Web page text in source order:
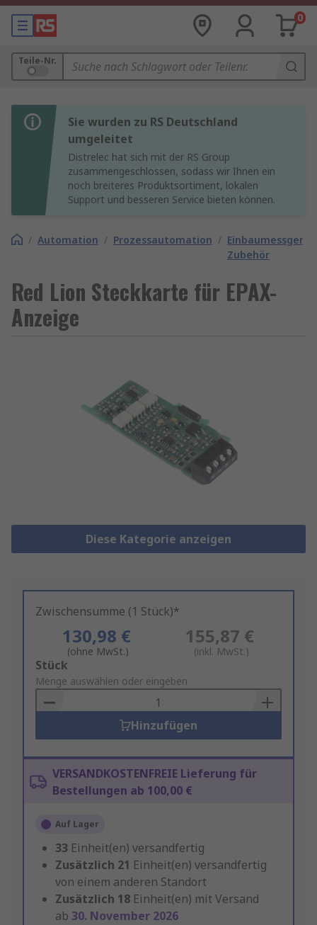
0
Teile-Nr.
Sie wurden zu RS Deutschland
umgeleitet
Distrelec hat sich mit der RS Group
zusammengeschlossen, sodass wir Ihnen ein
noch breiteres Produktsortiment, lokalen
Support und besseren Service bieten können.
/ Automation / Prozessautomation /
Zubehör
Red Lion Steckkarte für EPAX-
Anzeige
Diese Kategorie anzeigen
Zwischensumme (1 Stück)*
130,98 €
(ohne MwSt.)
155,87 €
(inkl. MwSt.)
Add
to
Basket
Stück
Menge auswählen oder eingeben
Hinzufügen
VERSANDKOSTENFREIE Lieferung für
Bestellungen ab 100,00 €
Auf Lager
33 Einheit(en) versandfertig
Zusätzlich 21 Einheit(en) versandfertig
von einem anderen Standort
Zusätzlich 18 Einheit(en) mit Versand
ab 30. November 2026